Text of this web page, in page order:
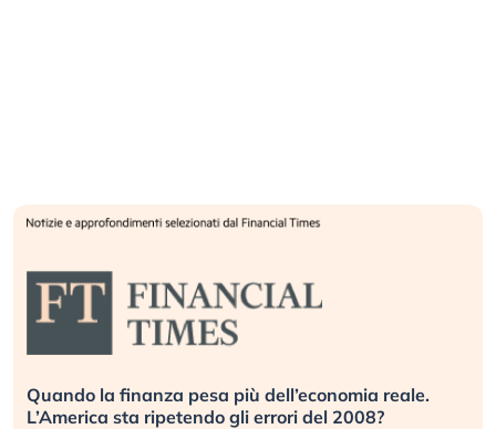
Quando la finanza pesa più dell’economia reale.
L’America sta ripetendo gli errori del 2008?